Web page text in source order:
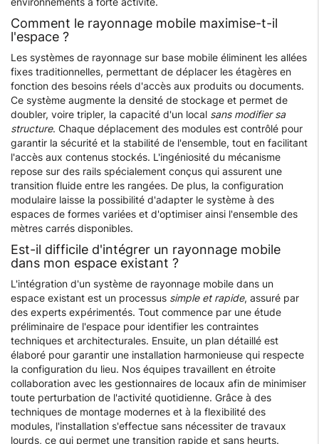
Comment le rayonnage mobile maximise-t-il
l'espace ?
Les systèmes de rayonnage sur base mobile éliminent les allées
fixes traditionnelles, permettant de déplacer les étagères en
fonction des besoins réels d'accès aux produits ou documents.
Ce système augmente la densité de stockage et permet de
doubler, voire tripler, la capacité d'un local sans modifier sa
structure. Chaque déplacement des modules est contrôlé pour
garantir la sécurité et la stabilité de l'ensemble, tout en facilitant
l'accès aux contenus stockés. L'ingéniosité du mécanisme
repose sur des rails spécialement conçus qui assurent une
transition fluide entre les rangées. De plus, la configuration
modulaire laisse la possibilité d'adapter le système à des
espaces de formes variées et d'optimiser ainsi l'ensemble des
mètres carrés disponibles.
Est-il difficile d'intégrer un rayonnage mobile
dans mon espace existant ?
L'intégration d'un système de rayonnage mobile dans un
espace existant est un processus simple et rapide, assuré par
des experts expérimentés. Tout commence par une étude
préliminaire de l'espace pour identifier les contraintes
techniques et architecturales. Ensuite, un plan détaillé est
élaboré pour garantir une installation harmonieuse qui respecte
la configuration du lieu. Nos équipes travaillent en étroite
collaboration avec les gestionnaires de locaux afin de minimiser
toute perturbation de l'activité quotidienne. Grâce à des
techniques de montage modernes et à la flexibilité des
modules, l'installation s'effectue sans nécessiter de travaux
lourds, ce qui permet une transition rapide et sans heurts.